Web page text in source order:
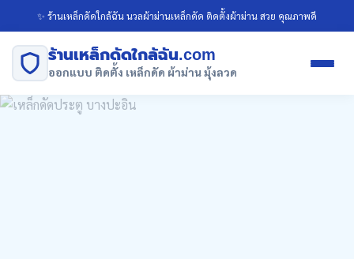
✨ ร้านเหล็กดัดใกล้ฉัน นวลผ้าม่านเหล็กดัด ติดตั้งผ้าม่าน สวย คุณภาพดี
ร้านเหล็กดัดใกล้ฉัน.com
ออกแบบ ติดตั้ง เหล็กดัด ผ้าม่าน มุ้งลวด